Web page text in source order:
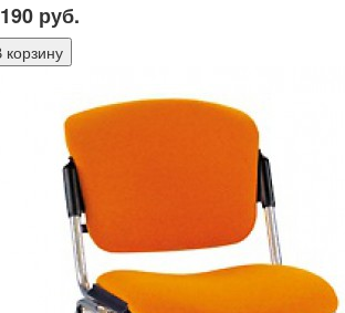
руб.